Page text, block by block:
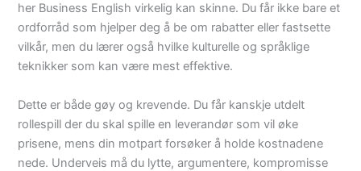
her Business English virkelig kan skinne. Du får ikke bare et
ordforråd som hjelper deg å be om rabatter eller fastsette
vilkår, men du lærer også hvilke kulturelle og språklige
teknikker som kan være mest effektive.
Dette er både gøy og krevende. Du får kanskje utdelt
rollespill der du skal spille en leverandør som vil øke
prisene, mens din motpart forsøker å holde kostnadene
nede. Underveis må du lytte, argumentere, kompromisse